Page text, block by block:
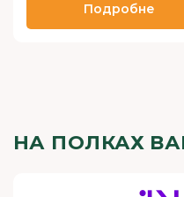
Подробне
НА ПОЛКАХ